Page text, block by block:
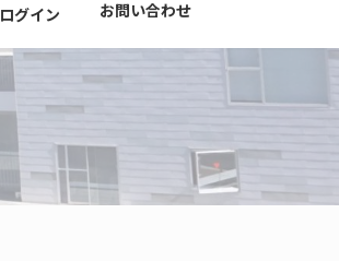
ログイン お問い合わせ